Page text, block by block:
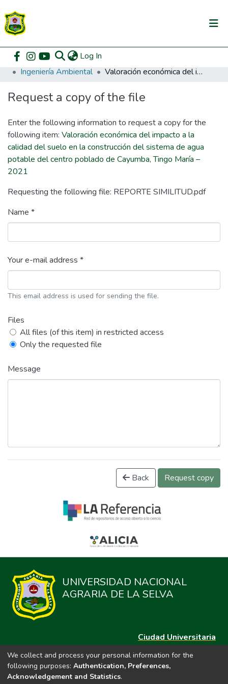
Log In
Communities & Collections
All of DSpace
DSpace Statistics
Home Pregrado
Ingeniería Ambiental
Valoración económica del impacto a la calidad del suelo en la construcción del sistema de agua potable del centro poblado de Cayumba, Tingo María – 2021
Request a copy of the file
Enter the following information to request a copy for the
following item: Valoración económica del impacto a la
calidad del suelo en la construcción del sistema de agua
potable del centro poblado de Cayumba, Tingo María –
2021
Requesting the following file: REPORTE SIMILITUD.pdf
Name *
Your e-mail address *
This email address is used for sending the file.
Files
All files (of this item) in restricted access
Only the requested file
Message
Back Request copy
UNIVERSIDAD NACIONAL
AGRARIA DE LA SELVA
Ciudad Universitaria
Carretera Central km. 1.21 Tingo María, Huánuco
Datos del contacto
We collect and process your personal information for the
following purposes: Authentication, Preferences,
Acknowledgement and Statistics.